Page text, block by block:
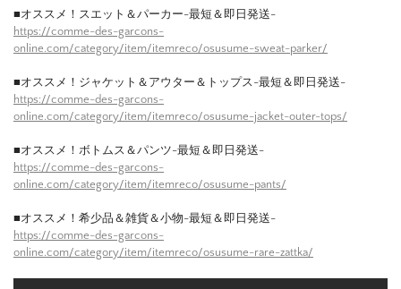
■オススメ！スエット＆パーカー-最短＆即日発送-
https://comme-des-garcons-
online.com/category/item/itemreco/osusume-sweat-parker/
■オススメ！ジャケット＆アウター＆トップス-最短＆即日発送-
https://comme-des-garcons-
online.com/category/item/itemreco/osusume-jacket-outer-tops/
■オススメ！ボトムス＆パンツ-最短＆即日発送-
https://comme-des-garcons-
online.com/category/item/itemreco/osusume-pants/
■オススメ！希少品＆雑貨＆小物-最短＆即日発送-
https://comme-des-garcons-
online.com/category/item/itemreco/osusume-rare-zattka/